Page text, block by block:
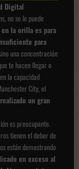
Digital
no se le puede
la orilla es para
para
una concentración
te hacen llegar o
la capacidad
City, el
un gran
es preocupante.
tienen el deber de
están demostrando
en exceso al